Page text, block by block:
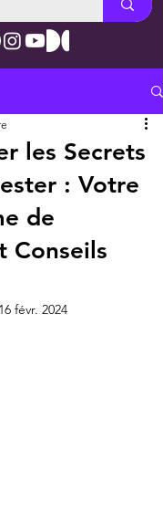
les Secrets
: Votre
de
Conseils
16 févr. 2024